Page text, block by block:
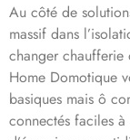
Au côté de
massif dans
changer chaufferie
Home Domotique
basiques mais ô
connectés faciles